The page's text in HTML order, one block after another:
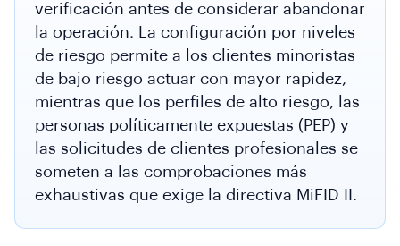
verificación antes de considerar abandonar
la operación. La configuración por niveles
de riesgo permite a los clientes minoristas
de bajo riesgo actuar con mayor rapidez,
mientras que los perfiles de alto riesgo, las
personas políticamente expuestas (PEP) y
las solicitudes de clientes profesionales se
someten a las comprobaciones más
exhaustivas que exige la directiva MiFID II.